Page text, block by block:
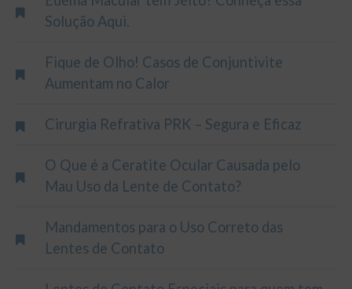
Solução Aqui.
Fique de Olho! Casos de Conjuntivite
Aumentam no Calor
Cirurgia Refrativa PRK – Segura e Eficaz
O Que é a Ceratite Ocular Causada pelo
Mau Uso da Lente de Contato?
Mandamentos para o Uso Correto das
Lentes de Contato